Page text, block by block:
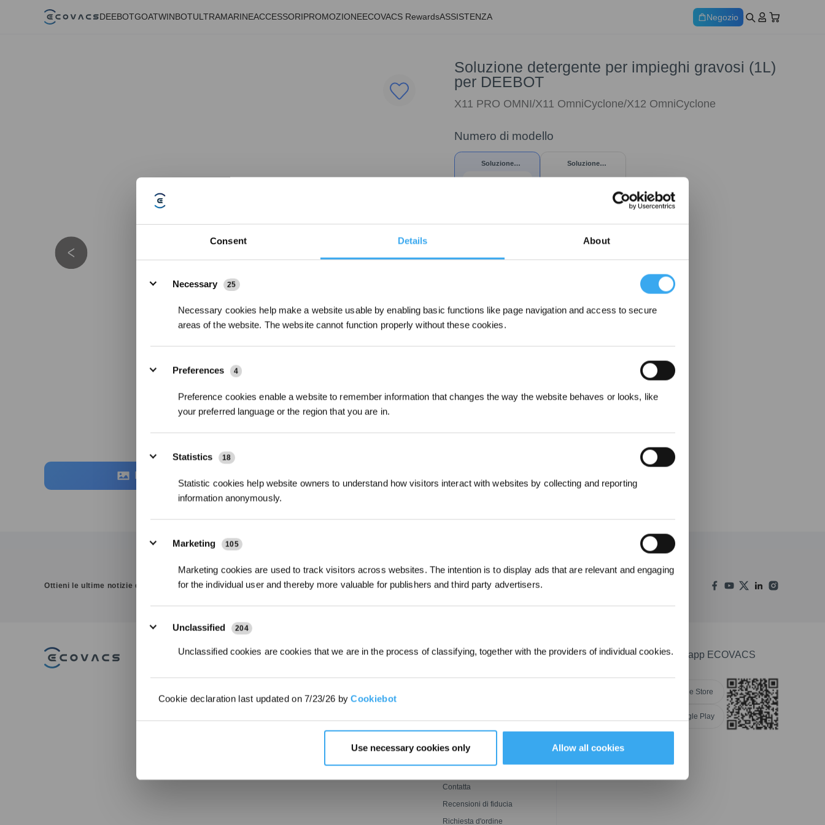
Consent Details About
Necessary
25
Necessary cookies help make a website usable by enabling basic functions like page navigation and access to secure
areas of the website. The website cannot function properly without these cookies.
Preferences 4
Preference cookies enable a website to remember information that changes the way the website behaves or looks, like
your preferred language or the region that you are in.
Statistics 18
Statistic cookies help website owners to understand how visitors interact with websites by collecting and reporting
information anonymously.
Marketing 105
Marketing cookies are used to track visitors across websites. The intention is to display ads that are relevant and engaging
for the individual user and thereby more valuable for publishers and third party advertisers.
Unclassified 204
Unclassified cookies are cookies that we are in the process of classifying, together with the providers of individual cookies.
Cookie declaration last updated on 7/23/26 byCookiebot
Use necessary cookies only Allow all cookies
DEEBOTGOATWINBOTULTRAMARINEACCESSORIPROMOZIONEECOVACS RewardsASSISTENZA Negozio
Foto
Soluzione detergente per impieghi gravosi (1L)
per DEEBOT
X11 PRO OMNI/X11 OmniCyclone/X12 OmniCyclone
Numero di modello
Soluzione Soluzione
70,20€
Ottieni le ultime notizie da ECOVACS INVIARE
PRODOTTI
Aspirapolvere e
GOAT Robot Tosaerba
INNOVAZIONE
Ozmo Roller
BLAST
Perfetta
Copertura Ottimale
ASSISTENZA
Garanzia di
Corrispondenza del Prezzo
ECOVACS Rewards
Contatta
Recensioni di fiducia
Richiesta d'ordine
Scarica l'app ECOVACS
Apple Store
Google Play
Iscriviti per vincere
*I nuovi iscritti possono utilizzare 3000 punti per
ottenere uno sconto di 30€ sul primo ordine
quando il pagamento supera i 1000€.